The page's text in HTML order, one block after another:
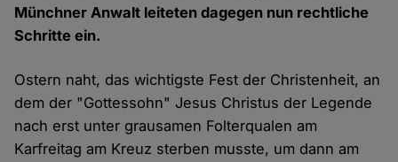
Münchner Anwalt leiteten dagegen nun rechtliche
Schritte ein.
Ostern naht, das wichtigste Fest der Christenheit, an
dem der "Gottessohn" Jesus Christus der Legende
nach erst unter grausamen Folterqualen am
Karfreitag am Kreuz sterben musste, um dann am